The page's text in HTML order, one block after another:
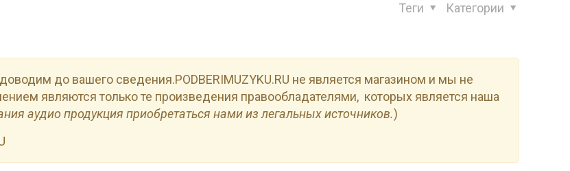
Категории
Теги
до вашего сведения.PODBERIMUZYKU.RU не является магазином и мы не
являются только те произведения правообладателями, которых является наша
аудио продукция приобретаться нами из легальных источников.)